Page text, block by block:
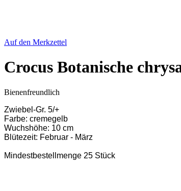
Auf den Merkzettel
Crocus Botanische
Bienenfreundlich
Zwiebel-Gr. 5/+
Farbe: cremegelb
Wuchshöhe: 10 cm
Blütezeit: Februar - März
Mindestbestellmenge 25 Stück